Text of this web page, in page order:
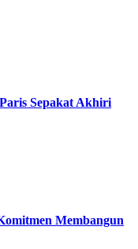
Sepakat Akhiri
Membangun